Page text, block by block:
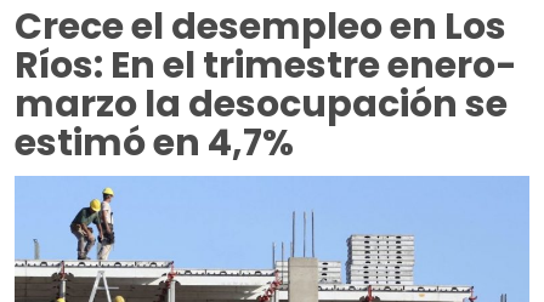
Crece el desempleo en Los
Ríos: En el trimestre enero-
marzo la desocupación se
estimó en 4,7%